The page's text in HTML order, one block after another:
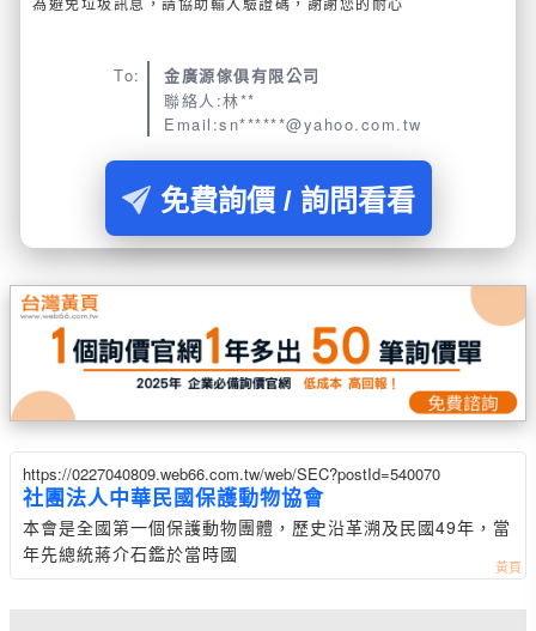
To:
金廣源傢俱有限公司
聯絡人:林**
Email:sn******@yahoo.com.tw
免費詢價 / 詢問看看
https://0227040809.web66.com.tw/web/SEC?postId=540070
社團法人中華民國保護動物協會
本會是全國第一個保護動物團體，歷史沿革溯及民國49年，當
年先總統蔣介石鑑於當時國